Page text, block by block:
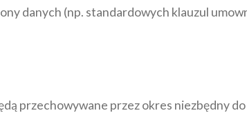
danych (np. standardowych klauzul
przechowywane przez okres niezbędny